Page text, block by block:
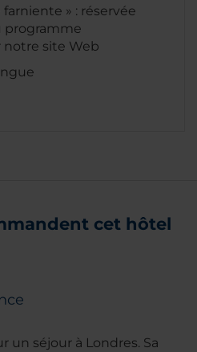
» : réservée
programme
notre site Web
cet hôtel
un séjour à Londres. Sa